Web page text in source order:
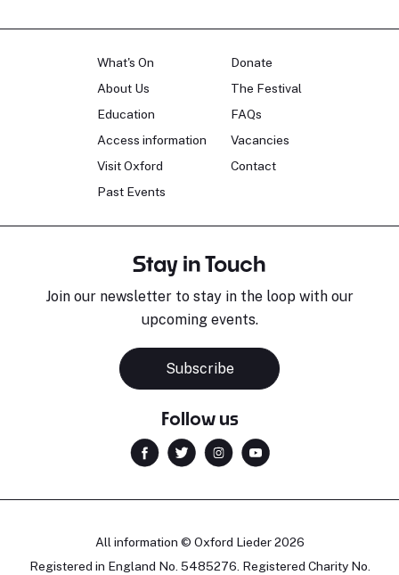
What's On
About Us
Education
Access information
Visit Oxford
Past Events
Donate
The Festival
FAQs
Vacancies
Contact
Stay in Touch
Join our newsletter to stay in the loop with our
upcoming events.
Subscribe
Follow us
All information © Oxford Lieder 2026
Registered in England No. 5485276. Registered Charity No.